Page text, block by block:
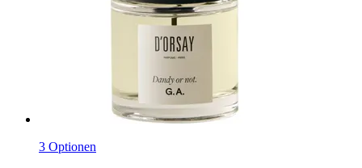
3 Optionen